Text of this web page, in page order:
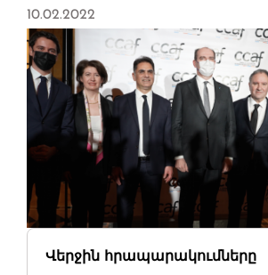
10.02.2022
Վերջին հրապարակումները